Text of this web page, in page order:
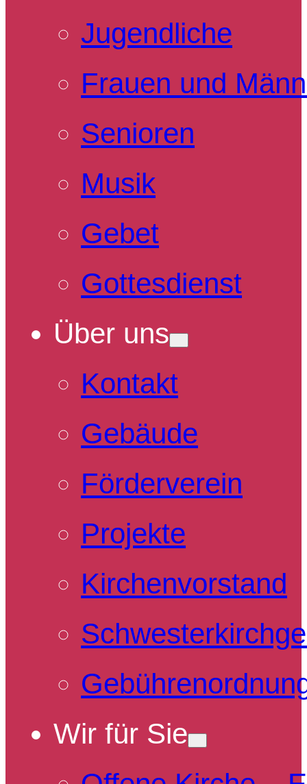
Jugendliche
Frauen und
Senioren
Musik
Gebet
Gottesdienst
Über uns
Kontakt
Gebäude
Förderverein
Projekte
Kirchenvorstand
Wir für Sie